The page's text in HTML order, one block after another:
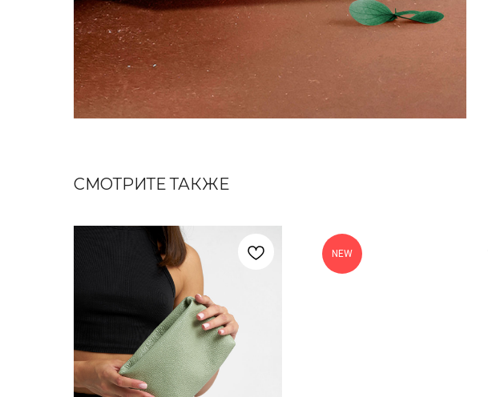
СМОТРИТЕ ТАКЖЕ
NEW